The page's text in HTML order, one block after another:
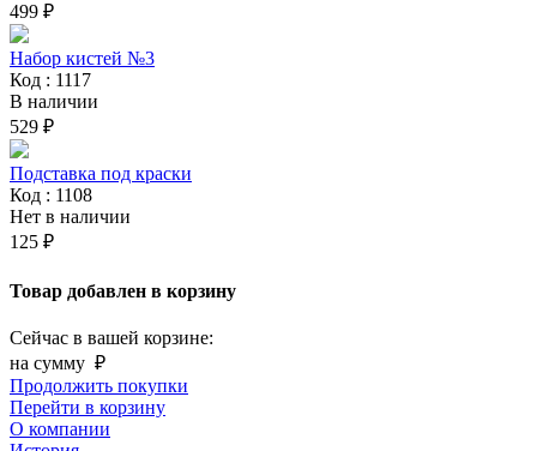
499 ₽
Набор кистей №3
Код : 1117
В наличии
529 ₽
Подставка под краски
Код : 1108
Нет в наличии
125 ₽
Товар добавлен в корзину
Сейчас в вашей корзине:
на сумму ₽
Продолжить покупки
Перейти в корзину
О компании